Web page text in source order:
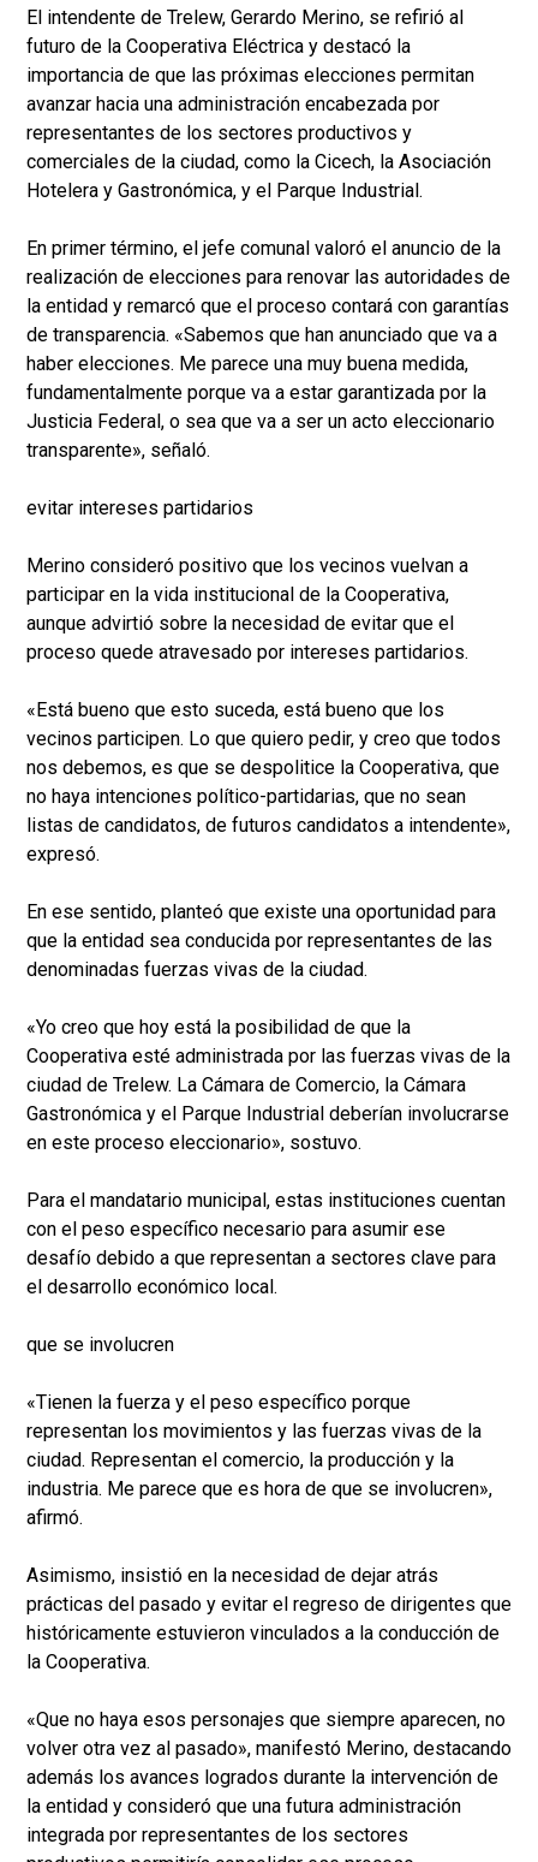
El intendente de Trelew, Gerardo Merino, se refirió al
futuro de la Cooperativa Eléctrica y destacó la
importancia de que las próximas elecciones permitan
avanzar hacia una administración encabezada por
representantes de los sectores productivos y
comerciales de la ciudad, como la Cicech, la Asociación
Hotelera y Gastronómica, y el Parque Industrial.
En primer término, el jefe comunal valoró el anuncio de la
realización de elecciones para renovar las autoridades de
la entidad y remarcó que el proceso contará con garantías
de transparencia. «Sabemos que han anunciado que va a
haber elecciones. Me parece una muy buena medida,
fundamentalmente porque va a estar garantizada por la
Justicia Federal, o sea que va a ser un acto eleccionario
transparente», señaló.
evitar intereses partidarios
Merino consideró positivo que los vecinos vuelvan a
participar en la vida institucional de la Cooperativa,
aunque advirtió sobre la necesidad de evitar que el
proceso quede atravesado por intereses partidarios.
«Está bueno que esto suceda, está bueno que los
vecinos participen. Lo que quiero pedir, y creo que todos
nos debemos, es que se despolitice la Cooperativa, que
no haya intenciones político-partidarias, que no sean
listas de candidatos, de futuros candidatos a intendente»,
expresó.
En ese sentido, planteó que existe una oportunidad para
que la entidad sea conducida por representantes de las
denominadas fuerzas vivas de la ciudad.
«Yo creo que hoy está la posibilidad de que la
Cooperativa esté administrada por las fuerzas vivas de la
ciudad de Trelew. La Cámara de Comercio, la Cámara
Gastronómica y el Parque Industrial deberían involucrarse
en este proceso eleccionario», sostuvo.
Para el mandatario municipal, estas instituciones cuentan
con el peso específico necesario para asumir ese
desafío debido a que representan a sectores clave para
el desarrollo económico local.
que se involucren
«Tienen la fuerza y el peso específico porque
representan los movimientos y las fuerzas vivas de la
ciudad. Representan el comercio, la producción y la
industria. Me parece que es hora de que se involucren»,
afirmó.
Asimismo, insistió en la necesidad de dejar atrás
prácticas del pasado y evitar el regreso de dirigentes que
históricamente estuvieron vinculados a la conducción de
la Cooperativa.
«Que no haya esos personajes que siempre aparecen, no
volver otra vez al pasado», manifestó Merino, destacando
además los avances logrados durante la intervención de
la entidad y consideró que una futura administración
integrada por representantes de los sectores